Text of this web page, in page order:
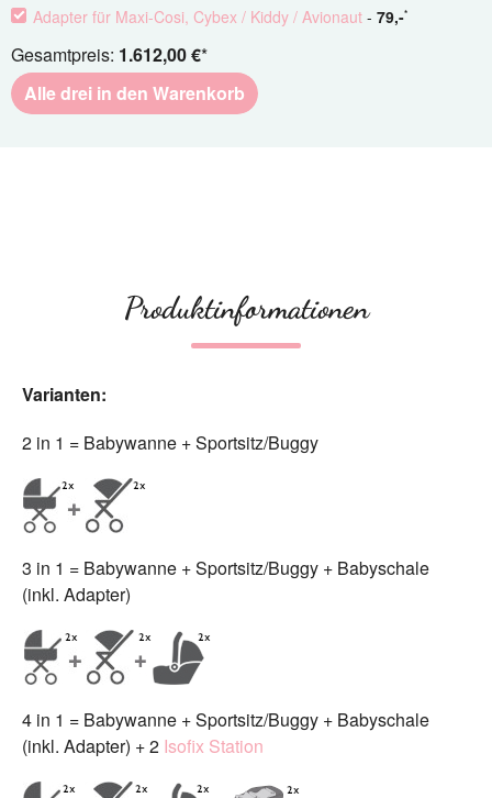
Adapter für Maxi-Cosi, Cybex / Kiddy / Avionaut - 79,-*
Gesamtpreis: 1.612,00 €*
Alle drei in den Warenkorb
Produktinformationen
Varianten:
2 in 1 = Babywanne + Sportsitz/Buggy
3 in 1 = Babywanne + Sportsitz/Buggy + Babyschale
(inkl. Adapter)
4 in 1 = Babywanne + Sportsitz/Buggy + Babyschale
(inkl. Adapter) + 2 Isofix Station